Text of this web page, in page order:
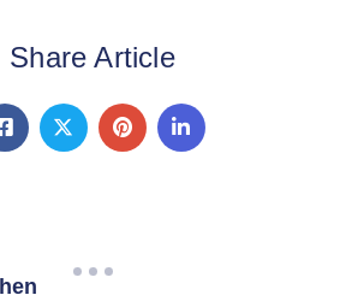
Share Article